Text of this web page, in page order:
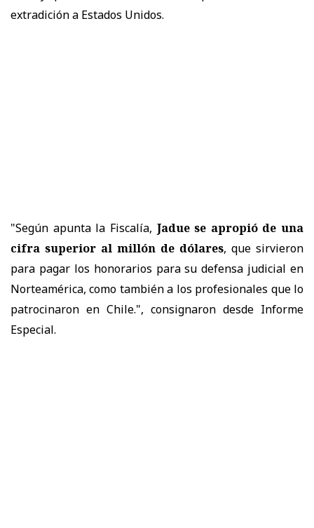
extradición a Estados Unidos.
"Según apunta la Fiscalía, Jadue se apropió de una
cifra superior al millón de dólares, que sirvieron
para pagar los honorarios para su defensa judicial en
Norteamérica, como también a los profesionales que lo
patrocinaron en Chile.", consignaron desde Informe
Especial.